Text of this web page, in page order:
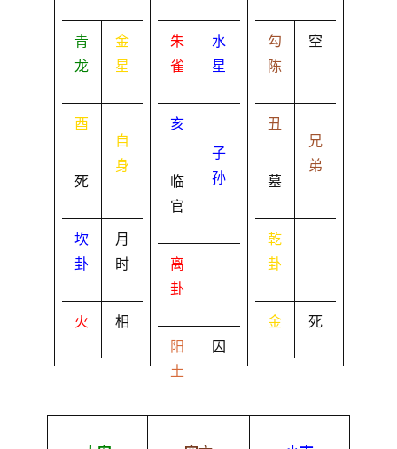
青
龙
金
星
酉
死
自
身
坎
卦
月
时
火 相
朱
雀
水
星
亥
临
官
子
孙
离
卦
阳
土
囚
勾
陈
空
丑
墓
兄
弟
乾
卦
金 死